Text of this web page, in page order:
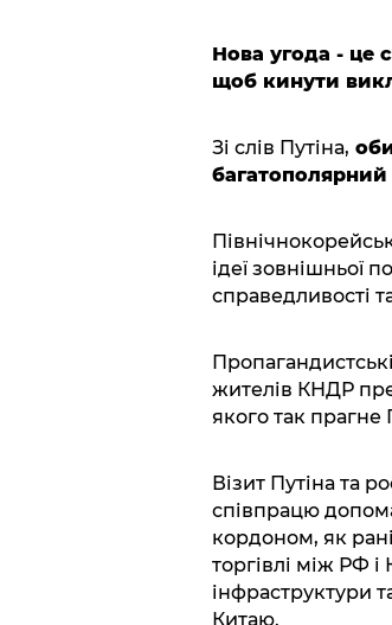
Нова угода - це
щоб кинути
Зі слів Путіна,
ідеї зовнішньої
справедливості
жителів КНДР
якого так прагне
Візит Путіна та
співпрацю
кордоном, як
торгівлі між РФ
інфраструктури
Китаю.